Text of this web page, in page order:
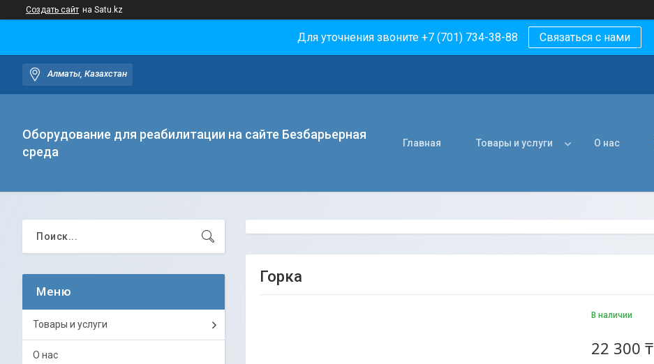
Создать сайт на Satu.kz
Для уточнения звоните +7 (701) 734-38-88 Связаться с нами
Алматы, Казахстан
Оборудование для реабилитации на сайте Безбарьерная
среда
Главная Товары и услуги О нас
Горка
В наличии
22 300 ₸
Товары и услуги
О нас